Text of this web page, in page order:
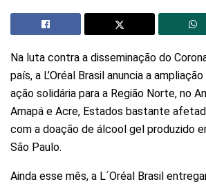
Na luta contra a disseminação do
país, a L’Oréal Brasil anuncia a
ação solidária para a Região Norte, no
Amapá e Acre, Estados bastante
com a doação de álcool gel produzido
São Paulo.
Ainda esse mês, a L´Oréal Brasil